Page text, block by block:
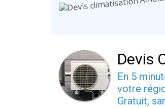
Devis
En 5
votre
Gratuit,